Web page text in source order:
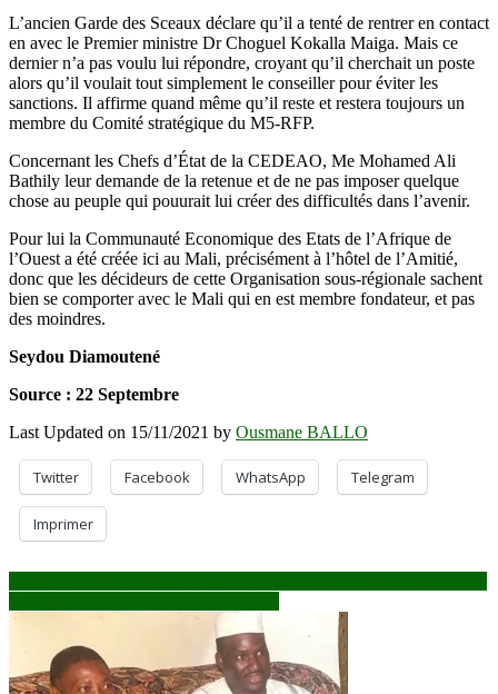
L’ancien Garde des Sceaux déclare qu’il a tenté de rentrer en contact
en avec le Premier ministre Dr Choguel Kokalla Maiga. Mais ce
dernier n’a pas voulu lui répondre, croyant qu’il cherchait un poste
alors qu’il voulait tout simplement le conseiller pour éviter les
sanctions. Il affirme quand même qu’il reste et restera toujours un
membre du Comité stratégique du M5-RFP.
Concernant les Chefs d’État de la CEDEAO, Me Mohamed Ali
Bathily leur demande de la retenue et de ne pas imposer quelque
chose au peuple qui pouurait lui créer des difficultés dans l’avenir.
Pour lui la Communauté Economique des Etats de l’Afrique de
l’Ouest a été créée ici au Mali, précisément à l’hôtel de l’Amitié,
donc que les décideurs de cette Organisation sous-régionale sachent
bien se comporter avec le Mali qui en est membre fondateur, et pas
des moindres.
Seydou Diamoutené
Source : 22 Septembre
Last Updated on 15/11/2021 by Ousmane BALLO
Twitter Facebook WhatsApp Telegram
Imprimer
Navigation
de
l’article